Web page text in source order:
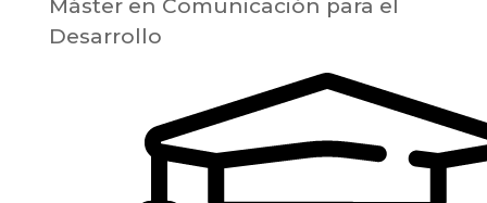
Máster en Comunicación para el
Desarrollo